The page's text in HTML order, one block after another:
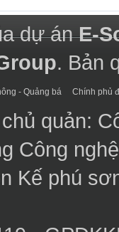
dự ánE-
. Bản
- Quảng bá Chính phủ
quản:
Công
Kế phú